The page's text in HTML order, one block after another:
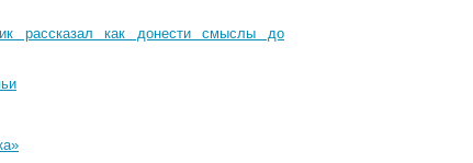
рассказал как донести смыслы до